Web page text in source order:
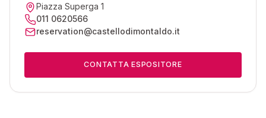
Piazza Superga 1
011 0620566
reservation@castellodimontaldo.it
CONTATTA ESPOSITORE